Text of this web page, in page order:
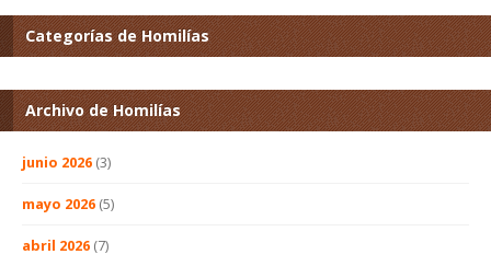
Categorías de Homilías
Archivo de Homilías
junio 2026 (3)
mayo 2026 (5)
abril 2026 (7)